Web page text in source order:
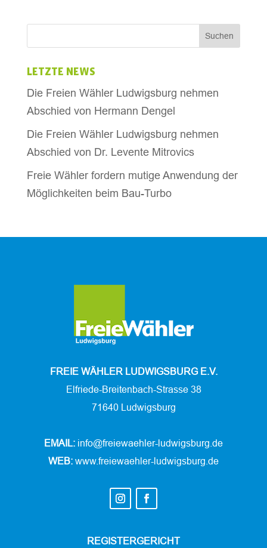
LETZTE NEWS
Die Freien Wähler Ludwigsburg nehmen
Abschied von Hermann Dengel
Die Freien Wähler Ludwigsburg nehmen
Abschied von Dr. Levente Mitrovics
Freie Wähler fordern mutige Anwendung der
Möglichkeiten beim Bau-Turbo
FREIE WÄHLER LUDWIGSBURG E.V.
Elfriede-Breitenbach-Strasse 38
71640 Ludwigsburg
EMAIL: info@freiewaehler-ludwigsburg.de
WEB: www.freiewaehler-ludwigsburg.de
REGISTERGERICHT